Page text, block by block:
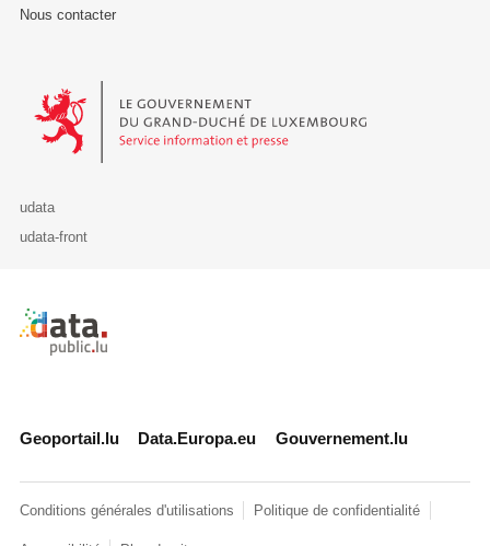
Nous contacter
Le Gouvernement du Grand-Duché de Luxembourg - Service
udata
udata-front
Retour à l'accueil de data.public.lu
Geoportail.lu Data.Europa.eu Gouvernement.lu
Conditions générales d'utilisations Politique de confidentialité